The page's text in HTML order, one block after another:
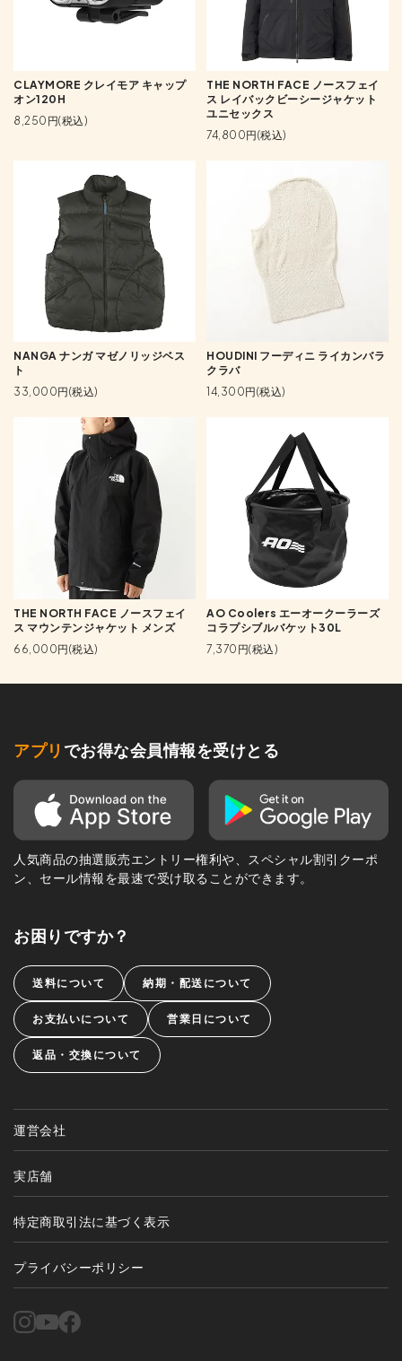
CLAYMORE クレイモア キャップ
オン120H
8,250円(税込)
THE NORTH FACE ノースフェイ
ス レイバックビーシージャケット
ユニセックス
74,800円(税込)
NANGA ナンガ マゼノリッジベス
ト
33,000円(税込)
HOUDINI フーディニ ライカンバラ
クラバ
14,300円(税込)
THE NORTH FACE ノースフェイ
ス マウンテンジャケット メンズ
66,000円(税込)
AO Coolers エーオークーラーズ
コラプシブルバケット30L
7,370円(税込)
アプリ でお得な会員情報を受けとる
人気商品の抽選販売エントリー権利や、スペシャル割引クーポ
ン、セール情報を最速で受け取ることができます。
お困りですか？
送料について 納期・配送について
お支払いについて 営業日について
返品・交換について
運営会社
実店舗
特定商取引法に基づく表示
プライバシーポリシー